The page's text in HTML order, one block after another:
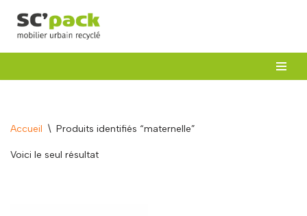
Aller
au
Accueil \ Produits identifiés “maternelle”
Voici le seul résultat